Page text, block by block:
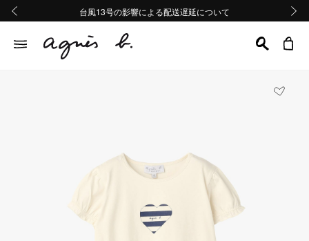
熊本地域地震の影響による配送遅延について
Summer Sale 2buy10%OFF!!
台風13号の影響による配送遅延について
熊本地域地震の影響による配送遅延について
Summer Sale 2buy10%OFF!!